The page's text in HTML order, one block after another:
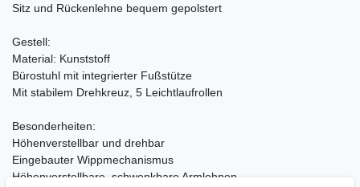
Sitz und Rückenlehne bequem gepolstert
Gestell:
Material: Kunststoff
Bürostuhl mit integrierter Fußstütze
Mit stabilem Drehkreuz, 5 Leichtlaufrollen
Besonderheiten:
Höhenverstellbar und drehbar
Eingebauter Wippmechanismus
Höhenverstellbare, schwenkbare Armlehnen